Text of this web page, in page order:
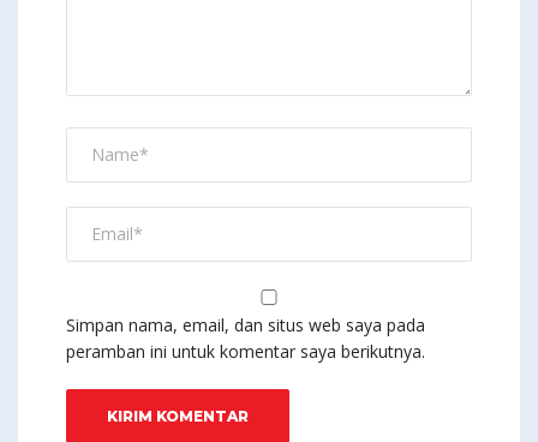
Simpan nama, email, dan situs web saya pada
peramban ini untuk komentar saya berikutnya.